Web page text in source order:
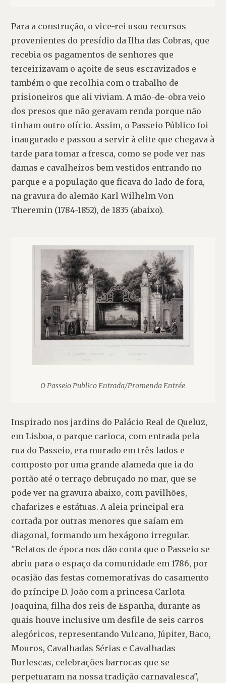
Para a construção, o vice-rei usou recursos
provenientes do presídio da Ilha das Cobras, que
recebia os pagamentos de senhores que
terceirizavam o açoite de seus escravizados e
também o que recolhia com o trabalho de
prisioneiros que ali viviam. A mão-de-obra veio
dos presos que não geravam renda porque não
tinham outro ofício. Assim, o Passeio Público foi
inaugurado e passou a servir à elite que chegava à
tarde para tomar a fresca, como se pode ver nas
damas e cavalheiros bem vestidos entrando no
parque e a população que ficava do lado de fora,
na gravura do alemão Karl Wilhelm Von
Theremin (1784-1852), de 1835 (abaixo).
O Passeio Publico Entrada/Promenda Entrée
Inspirado nos jardins do Palácio Real de Queluz,
em Lisboa, o parque carioca, com entrada pela
rua do Passeio, era murado em três lados e
composto por uma grande alameda que ia do
portão até o terraço debruçado no mar, que se
pode ver na gravura abaixo, com pavilhões,
chafarizes e estátuas. A aleia principal era
cortada por outras menores que saíam em
diagonal, formando um hexágono irregular.
"Relatos de época nos dão conta que o Passeio se
abriu para o espaço da comunidade em 1786, por
ocasião das festas comemorativas do casamento
do príncipe D. João com a princesa Carlota
Joaquina, filha dos reis de Espanha, durante as
quais houve inclusive um desfile de seis carros
alegóricos, representando Vulcano, Júpiter, Baco,
Mouros, Cavalhadas Sérias e Cavalhadas
Burlescas, celebrações barrocas que se
perpetuaram na nossa tradição carnavalesca",